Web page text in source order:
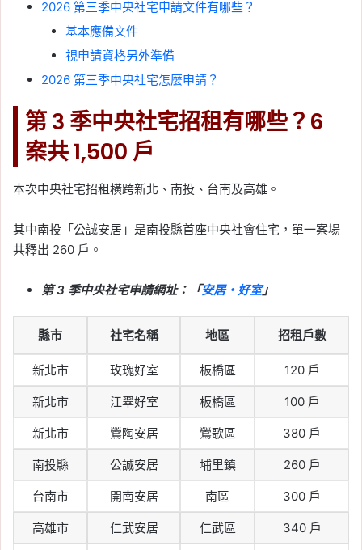
2026 第三季中央社宅申請文件有哪些？
基本應備文件
視申請資格另外準備
2026 第三季中央社宅怎麼申請？
第 3 季中央社宅招租有哪些？6
案共 1,500 戶
本次中央社宅招租橫跨新北、南投、台南及高雄。
其中南投「公誠安居」是南投縣首座中央社會住宅，單一案場
共釋出 260 戶。
第 3 季中央社宅申請網址：「安居・好室」
縣市 社宅名稱 地區 招租戶數
新北市 玫瑰好室 板橋區 120 戶
新北市 江翠好室 板橋區 100 戶
新北市 鶯陶安居 鶯歌區 380 戶
南投縣 公誠安居 埔里鎮 260 戶
台南市 開南安居 南區 300 戶
高雄市 仁武安居 仁武區 340 戶